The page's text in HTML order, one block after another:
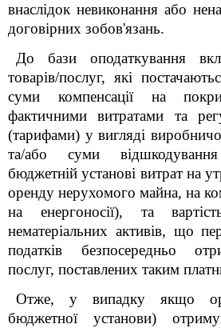
внаслідок невиконання або
договірних зобов'язань.
До бази оподаткування
товарів/послуг, які
суми компенсації на
фактичними витратами та
(тарифами) у вигляді
та/або суми
бюджетній установі витрат на
оренду нерухомого майна, на
на енергоносії), та
нематеріальних активів, що
податків безпосередньо
послуг, поставлених таким
Отже, у випадку якщо
бюджетної установи)